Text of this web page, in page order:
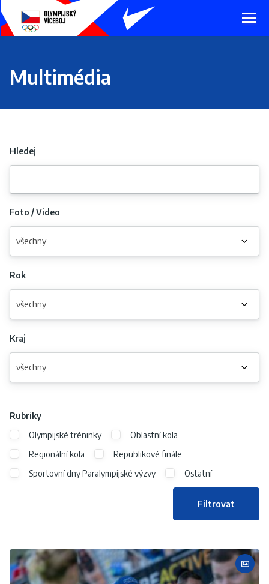
na
hlavní
obsah
Multimédia
Hledej
Foto / Video
všechny
Rok
všechny
Kraj
všechny
Rubriky
Olympijské tréninky
Oblastní kola
Regionální kola
Republikové finále
Sportovní dny Paralympijské výzvy
Ostatní